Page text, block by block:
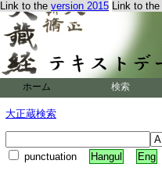
Link to the version 2015 Link to the
ホーム 検索
大正蔵検索
punctuation Hangul Eng